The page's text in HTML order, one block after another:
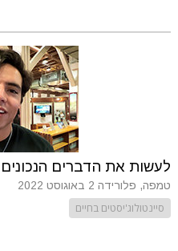
לעשות את הדברים
טמפה, פלורידה 2 באוגוסט 2022
סיינטולוג'יסטים בחיים